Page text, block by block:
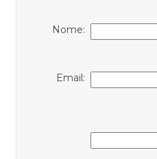
Nome:
Email: